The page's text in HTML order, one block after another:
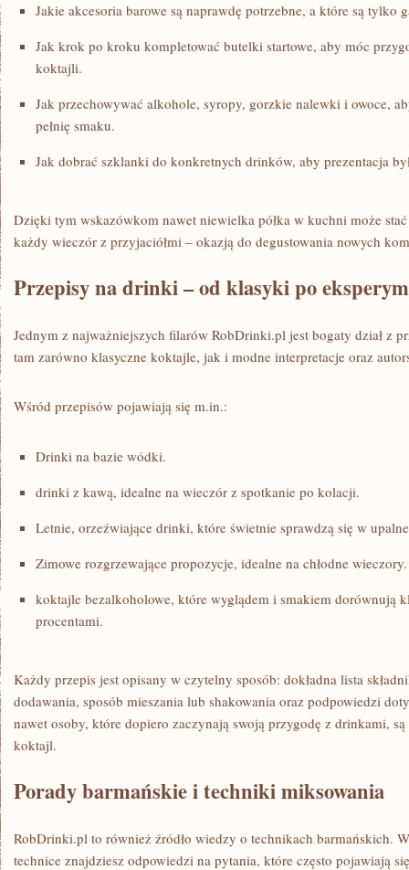
Jakie akcesoria barowe są naprawdę potrzebne, a które są tylko
Jak krok po kroku kompletować butelki startowe, aby móc
koktajli.
Jak przechowywać alkohole, syropy, gorzkie nalewki i owoce,
pełnię smaku.
Jak dobrać szklanki do konkretnych drinków, aby prezentacja
Dzięki tym wskazówkom nawet niewielka półka w kuchni może
każdy wieczór z przyjaciółmi – okazją do degustowania nowych
Przepisy na drinki – od klasyki po
Jednym z najważniejszych filarów RobDrinki.pl jest bogaty dział z
tam zarówno klasyczne koktajle, jak i modne interpretacje oraz
Wśród przepisów pojawiają się m.in.:
Drinki na bazie wódki.
drinki z kawą, idealne na wieczór z spotkanie po kolacji.
Letnie, orzeźwiające drinki, które świetnie sprawdzą się w
Zimowe rozgrzewające propozycje, idealne na chłodne wieczory.
koktajle bezalkoholowe, które wyglądem i smakiem dorównują
procentami.
Każdy przepis jest opisany w czytelny sposób: dokładna lista
dodawania, sposób mieszania lub shakowania oraz podpowiedzi
nawet osoby, które dopiero zaczynają swoją przygodę z drinkami,
koktajl.
Porady barmańskie i techniki miksowania
RobDrinki.pl to również źródło wiedzy o technikach barmańskich.
technice znajdziesz odpowiedzi na pytania, które często pojawiają